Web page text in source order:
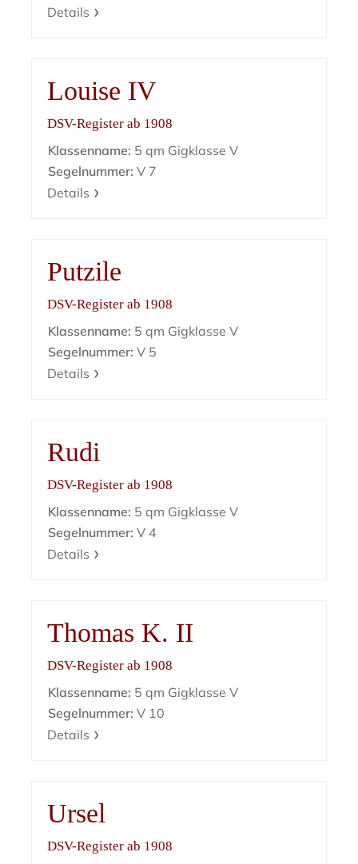
Details
Louise IV
DSV-Register ab 1908
Klassenname: 5 qm Gigklasse V
Segelnummer: V 7
Details
Putzile
DSV-Register ab 1908
Klassenname: 5 qm Gigklasse V
Segelnummer: V 5
Details
Rudi
DSV-Register ab 1908
Klassenname: 5 qm Gigklasse V
Segelnummer: V 4
Details
Thomas K. II
DSV-Register ab 1908
Klassenname: 5 qm Gigklasse V
Segelnummer: V 10
Details
Ursel
DSV-Register ab 1908